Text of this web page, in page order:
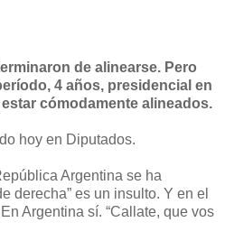
de alinearse. Pero
4 años, presidencial en
cómodamente alineados.
hoy en Diputados.
Argentina se ha
derecha” es un insulto. Y en el
Argentina sí. “Callate, que vos